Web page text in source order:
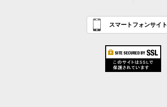
スマートフォンサイト